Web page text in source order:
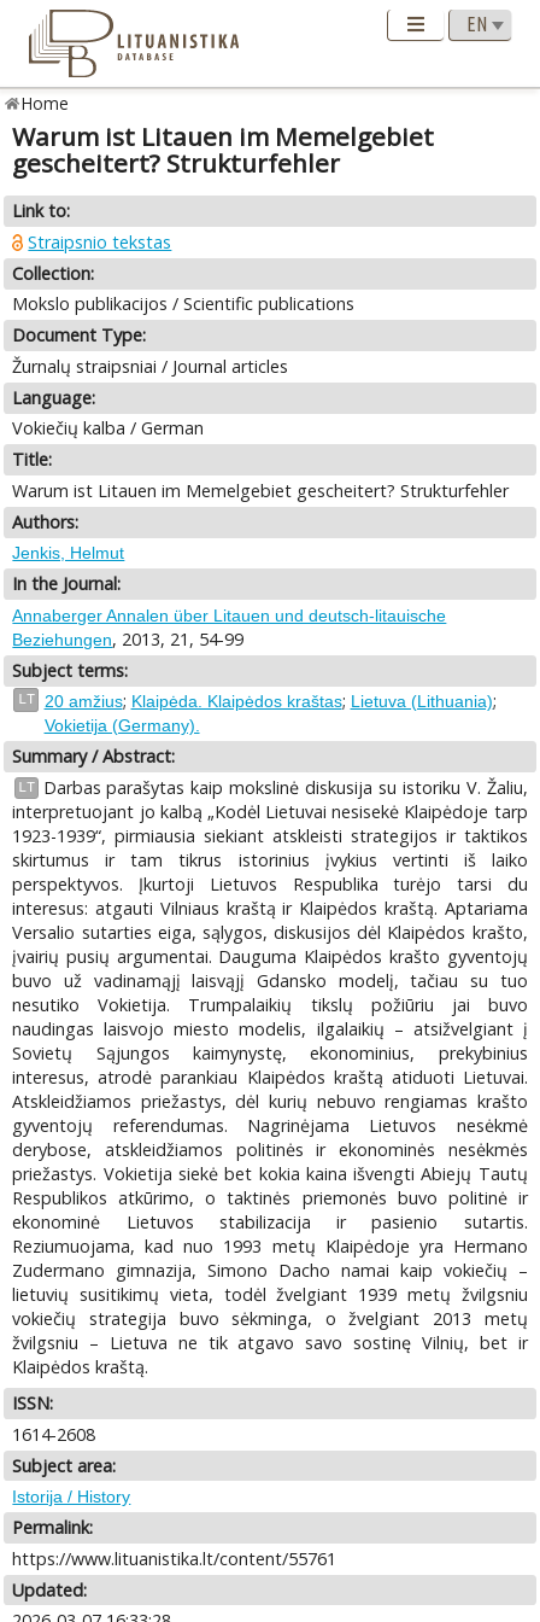
Home
Warum ist Litauen im Memelgebiet
gescheitert? Strukturfehler
Link to:
Straipsnio tekstas
Collection:
Mokslo publikacijos / Scientific publications
Document Type:
Žurnalų straipsniai / Journal articles
Language:
Vokiečių kalba / German
Title:
Warum ist Litauen im Memelgebiet gescheitert? Strukturfehler
Authors:
Jenkis, Helmut
In the Journal:
Annaberger Annalen über Litauen und deutsch-litauische
Beziehungen, 2013, 21, 54-99
Subject terms:
LT 20 amžius; Klaipėda. Klaipėdos kraštas; Lietuva (Lithuania);
Vokietija (Germany).
Summary / Abstract:
LT
Darbas parašytas kaip mokslinė diskusija su istoriku V. Žaliu,
interpretuojant jo kalbą „Kodėl Lietuvai nesisekė Klaipėdoje tarp
1923-1939“, pirmiausia siekiant atskleisti strategijos ir taktikos
skirtumus ir tam tikrus istorinius įvykius vertinti iš laiko
perspektyvos. Įkurtoji Lietuvos Respublika turėjo tarsi du
interesus: atgauti Vilniaus kraštą ir Klaipėdos kraštą. Aptariama
Versalio sutarties eiga, sąlygos, diskusijos dėl Klaipėdos krašto,
įvairių pusių argumentai. Dauguma Klaipėdos krašto gyventojų
buvo už vadinamąjį laisvąjį Gdansko modelį, tačiau su tuo
nesutiko Vokietija. Trumpalaikių tikslų požiūriu jai buvo
naudingas laisvojo miesto modelis, ilgalaikių – atsižvelgiant į
Sovietų Sąjungos kaimynystę, ekonominius, prekybinius
interesus, atrodė parankiau Klaipėdos kraštą atiduoti Lietuvai.
Atskleidžiamos priežastys, dėl kurių nebuvo rengiamas krašto
gyventojų referendumas. Nagrinėjama Lietuvos nesėkmė
derybose, atskleidžiamos politinės ir ekonominės nesėkmės
priežastys. Vokietija siekė bet kokia kaina išvengti Abiejų Tautų
Respublikos atkūrimo, o taktinės priemonės buvo politinė ir
ekonominė Lietuvos stabilizacija ir pasienio sutartis.
Reziumuojama, kad nuo 1993 metų Klaipėdoje yra Hermano
Zudermano gimnazija, Simono Dacho namai kaip vokiečių –
lietuvių susitikimų vieta, todėl žvelgiant 1939 metų žvilgsniu
vokiečių strategija buvo sėkminga, o žvelgiant 2013 metų
žvilgsniu – Lietuva ne tik atgavo savo sostinę Vilnių, bet ir
Klaipėdos kraštą.
ISSN:
1614-2608
Subject area:
Istorija / History
Permalink:
https://www.lituanistika.lt/content/55761
Updated: